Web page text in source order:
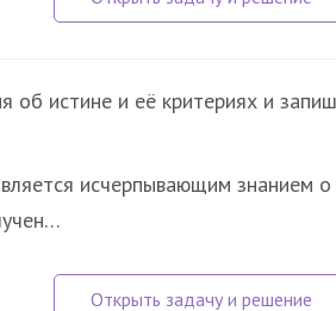
об истине и её критериях и
исчерпывающим знанием